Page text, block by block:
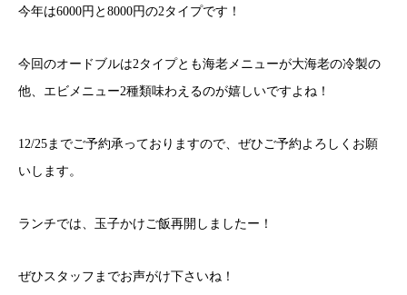
今年は6000円と8000円の2タイプです！
今回のオードブルは2タイプとも海老メニューが大海老の冷製の
他、エビメニュー2種類味わえるのが嬉しいですよね！
12/25までご予約承っておりますので、ぜひご予約よろしくお願
いします。
ランチでは、玉子かけご飯再開しましたー！
ぜひスタッフまでお声がけ下さいね！